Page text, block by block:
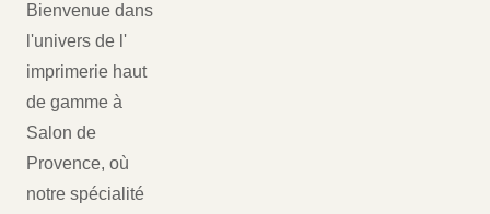
Bienvenue dans
l'univers de l'
imprimerie haut
de gamme à
Salon de
Provence, où
notre spécialité